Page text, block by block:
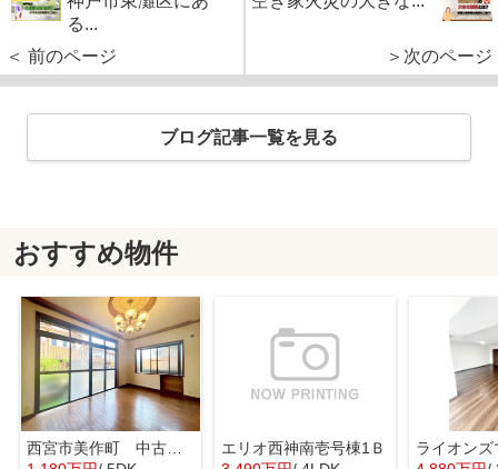
る...
＜ 前のページ
＞次のページ
ブログ記事一覧を見る
おすすめ物件
西宮市美作町 中古戸建
エリオ西神南壱号棟1Ｂ